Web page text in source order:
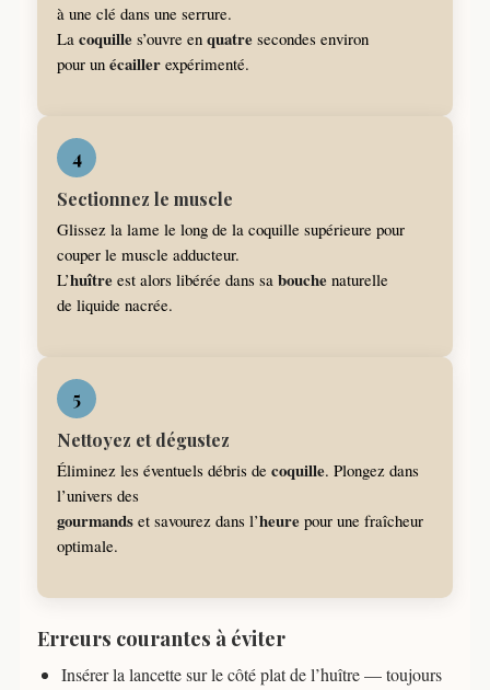
à une clé dans une serrure.
La coquille s’ouvre en quatre secondes environ
pour un écailler expérimenté.
4
Sectionnez le muscle
Glissez la lame le long de la coquille supérieure pour
couper le muscle adducteur.
L’huître est alors libérée dans sa bouche naturelle
de liquide nacrée.
5
Nettoyez et dégustez
Éliminez les éventuels débris de coquille. Plongez dans
l’univers des
gourmands et savourez dans l’heure pour une fraîcheur
optimale.
Erreurs courantes à éviter
Insérer la lancette sur le côté plat de l’huître — toujours